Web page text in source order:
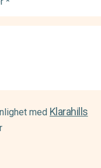
med Klarahills